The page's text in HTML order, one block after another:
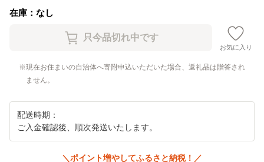
在庫：なし
お気に入り
現在お住まいの自治体へ寄附申込いただいた場合、返礼品は贈答され
ません。
配送時期：
ご入金確認後、順次発送いたします。
＼ポイント増やしてふるさと納税！／